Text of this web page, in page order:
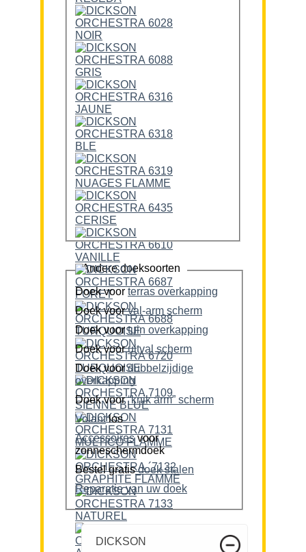
Andere doeksoorten
Doek voor terras overkapping
Doek voor
val-arm scherm
Doek voor
tuin overkapping
Doek voor
uitval scherm
Doek voordubbelzijdige
overkapping
Doek voor
“knik arm” scherm
Volantlos
Accessoiresvoor
zonneschermdoek
Bestel gratis doek stalen
Reparatie van uw doek
DICKSON